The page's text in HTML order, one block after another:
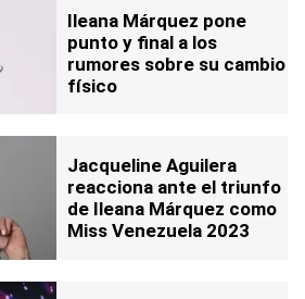
Ileana Márquez pone
punto y final a los
rumores sobre su cambio
físico
Jacqueline Aguilera
reacciona ante el triunfo
de Ileana Márquez como
Miss Venezuela 2023